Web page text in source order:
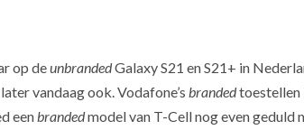
op deunbrandedGalaxy S21 en S21+ in
vandaag ook. Vodafone’s brandedtoestellen
eenbrandedmodel van T-Cell nog even geduld